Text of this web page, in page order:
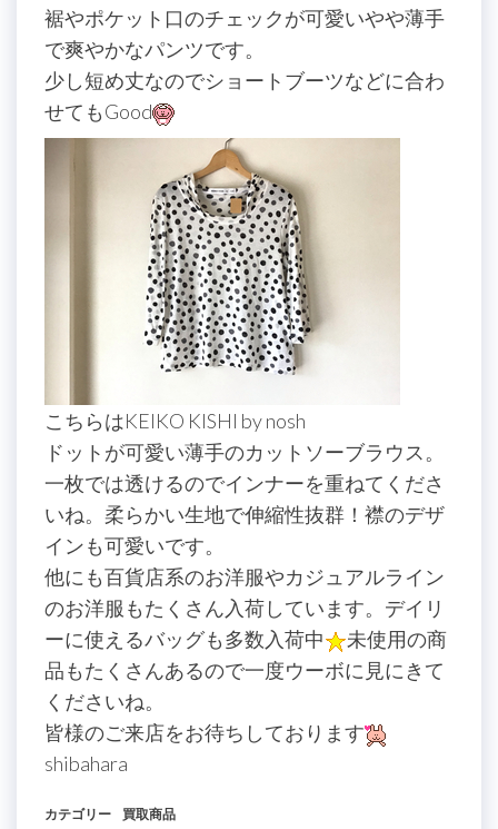
裾やポケット口のチェックが可愛いやや薄手
で爽やかなパンツです。
少し短め丈なのでショートブーツなどに合わ
せてもGood
こちらはKEIKO KISHI by nosh
ドットが可愛い薄手のカットソーブラウス。
一枚では透けるのでインナーを重ねてくださ
いね。柔らかい生地で伸縮性抜群！襟のデザ
インも可愛いです。
他にも百貨店系のお洋服やカジュアルライン
のお洋服もたくさん入荷しています。デイリ
ーに使えるバッグも多数入荷中
未使用の商
品もたくさんあるので一度ウーボに見にきて
くださいね。
皆様のご来店をお待ちしております
shibahara
カテゴリー 買取商品